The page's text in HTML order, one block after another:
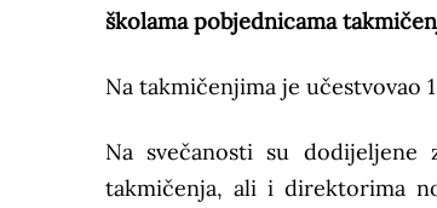
školama pobjednicama
Na takmičenjima je učestvovao
Na svečanosti su dodijeljene
takmičenja, ali i direktorima